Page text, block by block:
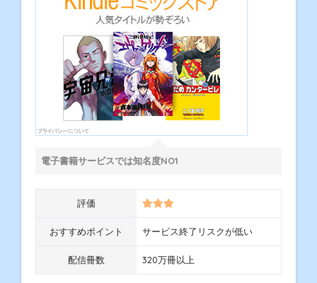
電子書籍サービスでは知名度NO1
評価
おすすめポイント サービス終了リスクが低い
配信冊数 320万冊以上